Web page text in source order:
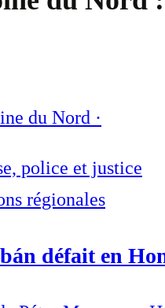
du Nord ·
police et justice
régionales
défait en